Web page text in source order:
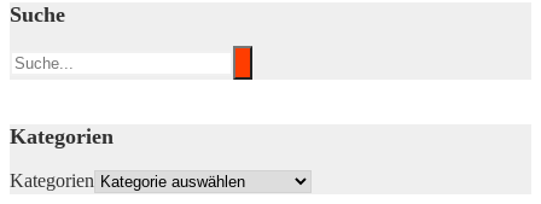
Suche
Kategorien
Kategorien